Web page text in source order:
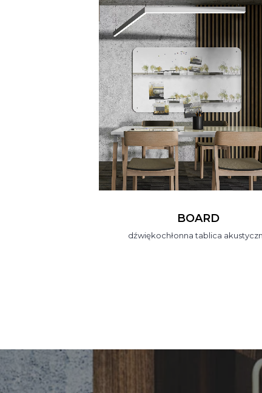
BOARD
dźwiękochłonna tablica